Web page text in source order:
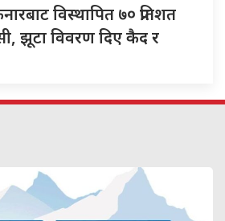
विस्थापित ७० प्रतिशत
झूटा विवरण दिए कैद र